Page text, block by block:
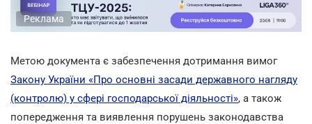
Реклама
Метою документа є забезпечення дотримання вимог
Закону України «Про основні засади державного нагляду
(контролю) у сфері господарської діяльності», а також
попередження та виявлення порушень законодавства